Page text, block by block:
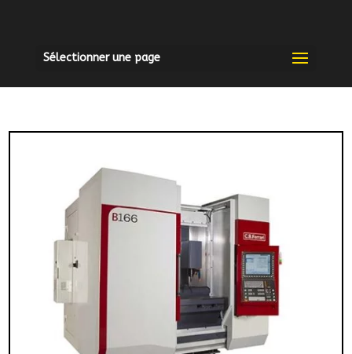
Sélectionner une page